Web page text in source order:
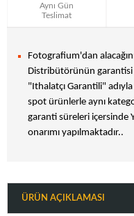
Aynı Gün
Teslimat
Fotografium'dan
Distribütörünün garantisi
"Ithalatçı Garantili"
spot ürünlerle aynı
garanti süreleri içersinde
onarımı yapılmaktadır..
ÜRÜN AÇIKLAMASI